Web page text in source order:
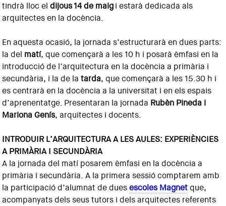
tindrà lloc eldijous 14 de maigi estarà dedicada als
arquitectes en la docència.
En aquesta ocasió, la jornada s’estructurarà en dues parts:
la del matí, que començarà a les 10 h i posarà èmfasi en la
introducció de l’arquitectura en la docència a primària i
secundària, i la de latarda, que començarà a les 15.30 h i
es centrarà en la docència a la universitat i en els espais
d’aprenentatge. Presentaran la jornada Rubèn Pineda i
Mariona Genís, arquitectes i docents.
INTRODUIR L’ARQUITECTURA A LES AULES: EXPERIÈNCIES
A PRIMÀRIA I SECUNDÀRIA
A la jornada del matí posarem èmfasi en la docència a
primària i secundària. A la primera sessió comptarem amb
la participació d’alumnat de duesescoles Magnetque,
acompanyats dels seus tutors i dels arquitectes referents